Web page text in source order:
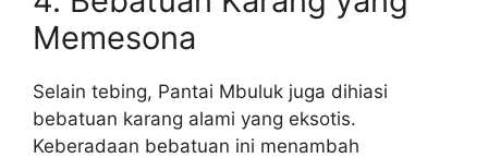
Memesona
Selain tebing, Pantai Mbuluk juga dihiasi
bebatuan karang alami yang eksotis.
Keberadaan bebatuan ini menambah